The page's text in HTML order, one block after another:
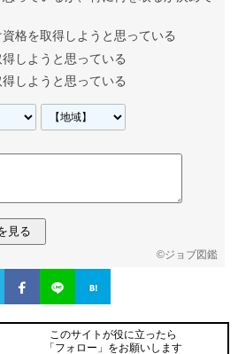
格を取得しようと思っている
しようと思っている
しようと思っている
©ジョブ図鑑
このサイトが役に立ったら
「フォロー」をお願いします